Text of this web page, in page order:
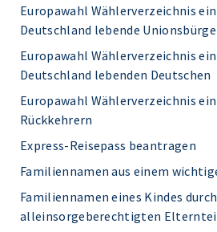
Europawahl Wählerverzeichnis
Deutschland lebende
Europawahl Wählerverzeichnis
Deutschland lebenden Deutschen
Europawahl Wählerverzeichnis
Rückkehrern
Express-Reisepass beantragen
Familiennamen aus einem
Familiennamen eines Kindes durch
alleinsorgeberechtigten